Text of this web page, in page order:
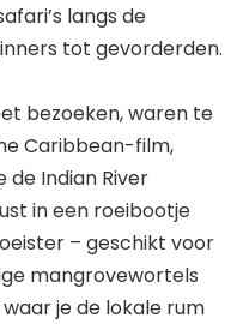
langs de
tot gevorderden.
bezoeken, waren te
Caribbean-film,
de Indian River
in een roeibootje
– geschikt voor
mangrovewortels
je de lokale rum